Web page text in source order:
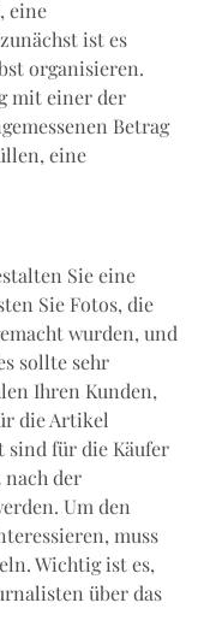
eine
ist es
organisieren.
mit einer der
Betrag
eine
Sie eine
Sie Fotos, die
wurden, und
sollte sehr
Ihren Kunden,
die Artikel
sind für die Käufer
nach der
Um den
muss
Wichtig ist es,
über das